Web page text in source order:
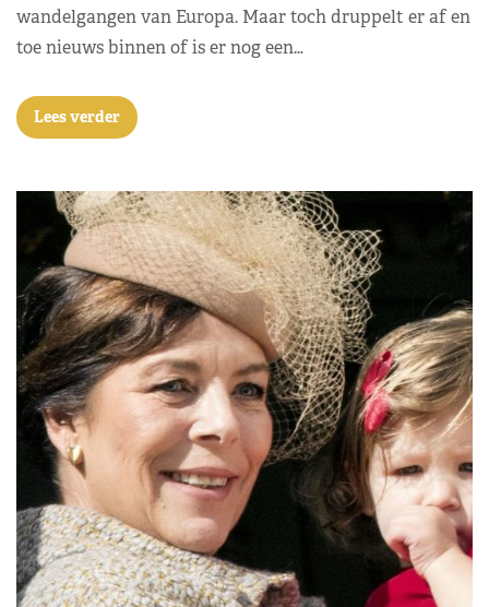
wandelgangen van Europa. Maar toch druppelt er af en
toe nieuws binnen of is er nog een…
Lees verder